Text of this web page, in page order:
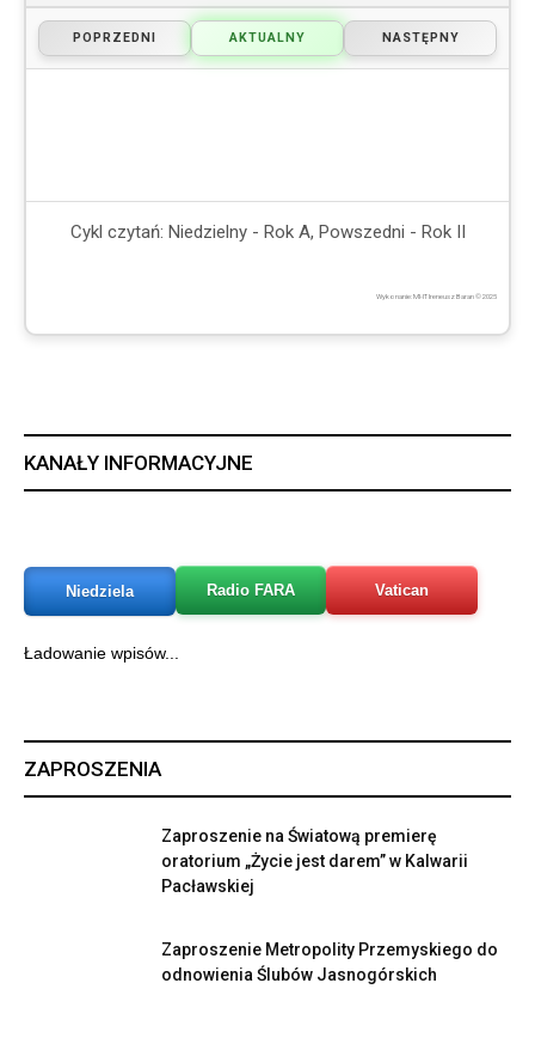
POPRZEDNI AKTUALNY NASTĘPNY
Cykl czytań: Niedzielny - Rok A, Powszedni - Rok II
Wykonanie: MI-IT Ireneusz Baran © 2025
KANAŁY INFORMACYJNE
Niedziela Radio FARA Vatican
Ładowanie wpisów...
ZAPROSZENIA
Zaproszenie na Światową premierę
oratorium „Życie jest darem” w Kalwarii
Pacławskiej
Zaproszenie Metropolity Przemyskiego do
odnowienia Ślubów Jasnogórskich